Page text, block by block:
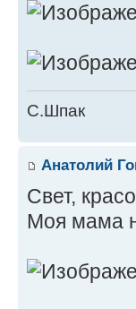
С.Шпак
Анатолий
Свет,
Моя мама